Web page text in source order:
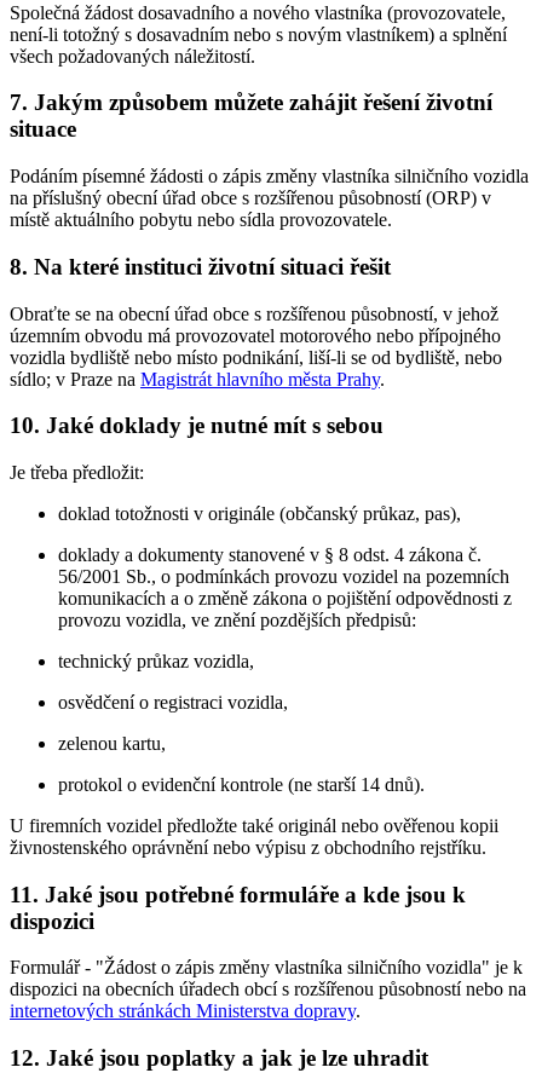
Společná žádost dosavadního a nového vlastníka (provozovatele,
není-li totožný s dosavadním nebo s novým vlastníkem) a splnění
všech požadovaných náležitostí.
7. Jakým způsobem můžete zahájit řešení životní
situace
Podáním písemné žádosti o zápis změny vlastníka silničního vozidla
na příslušný obecní úřad obce s rozšířenou působností (ORP) v
místě aktuálního pobytu nebo sídla provozovatele.
8. Na které instituci životní situaci řešit
Obraťte se na obecní úřad obce s rozšířenou působností, v jehož
územním obvodu má provozovatel motorového nebo přípojného
vozidla bydliště nebo místo podnikání, liší-li se od bydliště, nebo
sídlo; v Praze na Magistrát hlavního města Prahy.
10. Jaké doklady je nutné mít s sebou
Je třeba předložit:
doklad totožnosti v originále (občanský průkaz, pas),
doklady a dokumenty stanovené v § 8 odst. 4 zákona č.
56/2001 Sb., o podmínkách provozu vozidel na pozemních
komunikacích a o změně zákona o pojištění odpovědnosti z
provozu vozidla, ve znění pozdějších předpisů:
technický průkaz vozidla,
osvědčení o registraci vozidla,
zelenou kartu,
protokol o evidenční kontrole (ne starší 14 dnů).
U firemních vozidel předložte také originál nebo ověřenou kopii
živnostenského oprávnění nebo výpisu z obchodního rejstříku.
11. Jaké jsou potřebné formuláře a kde jsou k
dispozici
Formulář - "Žádost o zápis změny vlastníka silničního vozidla" je k
dispozici na obecních úřadech obcí s rozšířenou působností nebo na
internetových stránkách Ministerstva dopravy.
12. Jaké jsou poplatky a jak je lze uhradit